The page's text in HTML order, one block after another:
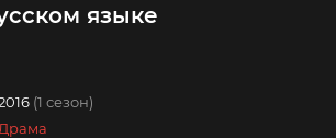
языке
(1 сезон)
Драма